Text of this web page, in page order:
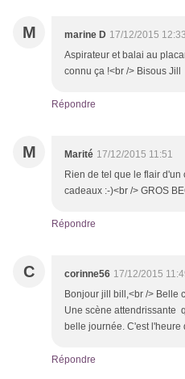
M marine D 17/12/2015 12:33
Aspirateur et balai au
connu ça !<br /> Bisous Jill
Répondre
M Marité 17/12/2015 11:51
Rien de tel que le flair
cadeaux :-)<br /> GROS
Répondre
C corinne56 17/12/2015
Bonjour jill bill,<br /> Belle
Une scène attendrissante
belle journée. C'est l'heure
Répondre